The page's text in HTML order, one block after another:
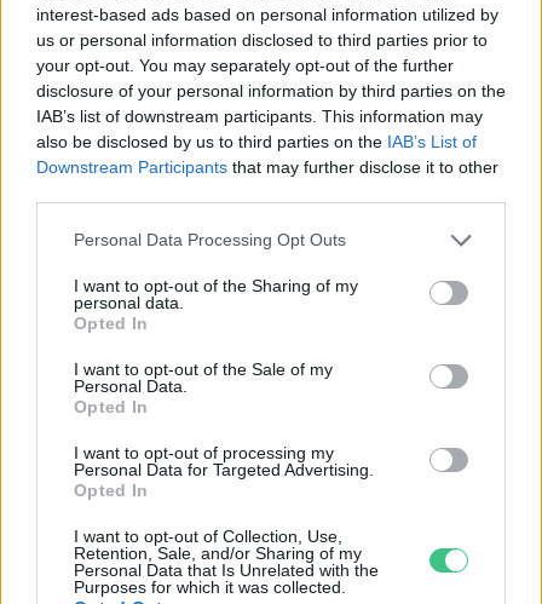
interest-based ads based on personal information utilized by
us or personal information disclosed to third parties prior to
your opt-out. You may separately opt-out of the further
disclosure of your personal information by third parties on the
IAB’s list of downstream participants. This information may
also be disclosed by us to third parties on the IAB’s List of
Downstream Participants that may further disclose it to other
Personal Data Processing Opt Outs
I want to opt-out of the Sharing of my
personal data.
Opted In
I want to opt-out of the Sale of my
Personal Data.
Opted In
I want to opt-out of processing my
Personal Data for Targeted Advertising.
Opted In
I want to opt-out of Collection, Use,
Retention, Sale, and/or Sharing of my
Personal Data that Is Unrelated with the
Purposes for which it was collected.
Ezt a növényt már az őskorban is ismerték, a népi gyógyászatban
pedig ma is számos betegség ellen használják.
Születésnapi programokkal várja a